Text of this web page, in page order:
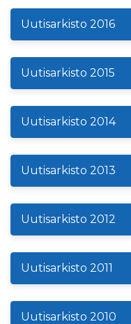
Uutisarkisto 2016
Uutisarkisto 2015
Uutisarkisto 2014
Uutisarkisto 2013
Uutisarkisto 2012
Uutisarkisto 2011
Uutisarkisto 2010